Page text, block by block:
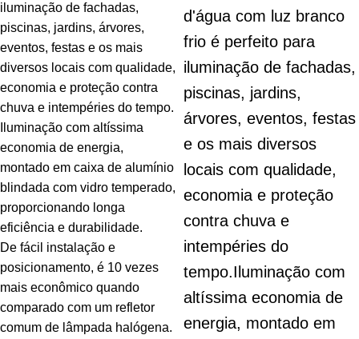
iluminação de fachadas,
piscinas, jardins, árvores,
eventos, festas e os mais
diversos locais com qualidade,
economia e proteção contra
chuva e intempéries do tempo.
Iluminação com altíssima
economia de energia,
montado em caixa de alumínio
blindada com vidro temperado,
proporcionando longa
eficiência e durabilidade.
De fácil instalação e
posicionamento, é 10 vezes
mais econômico quando
comparado com um refletor
comum de lâmpada halógena.
d'água com luz branco
frio é perfeito para
iluminação de fachadas,
piscinas, jardins,
árvores, eventos, festas
e os mais diversos
locais com qualidade,
economia e proteção
contra chuva e
intempéries do
tempo.Iluminação com
altíssima economia de
energia, montado em